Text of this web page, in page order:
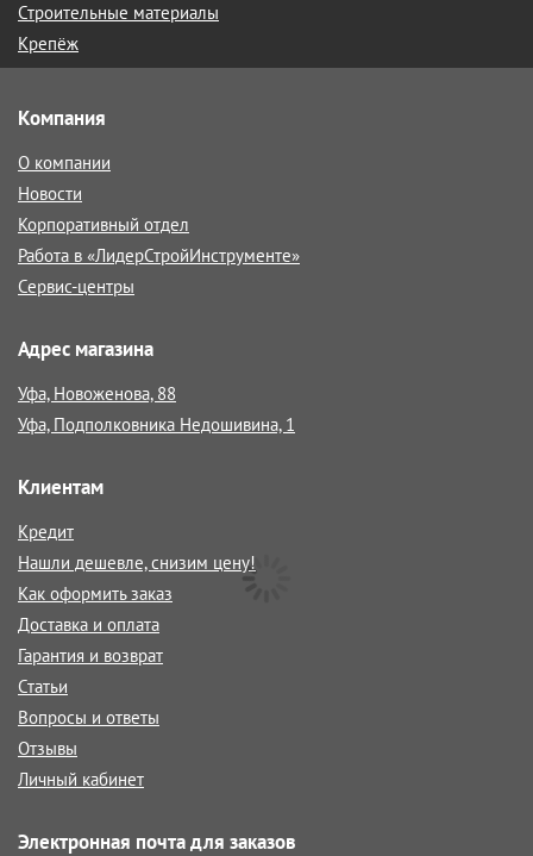
Строительные материалы
Крепёж
Компания
О компании
Новости
Корпоративный отдел
Работа в «ЛидерСтройИнструменте»
Сервис-центры
Адрес магазина
Уфа, Новоженова, 88
Уфа, Подполковника Недошивина, 1
Клиентам
Кредит
Нашли дешевле, снизим цену!
Как оформить заказ
Доставка и оплата
Гарантия и возврат
Статьи
Вопросы и ответы
Отзывы
Личный кабинет
Электронная почта для заказов